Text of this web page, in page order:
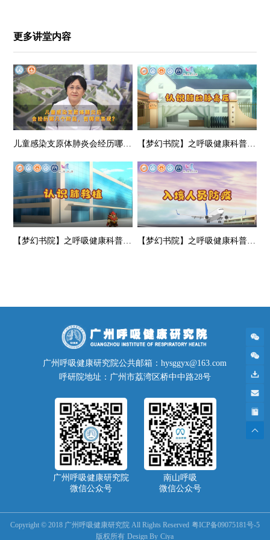
更多讲堂内容
儿童感染支原体肺炎会经历哪些阶段，支原体与流感病毒会叠加感染么？专家答疑→ 【梦幻书院】之呼吸健康科普-认识肺动脉高压
【梦幻书院】之呼吸健康科普-认识肺移植 【梦幻书院】之呼吸健康科普-入境人员的防疫秘笈
广州呼吸健康研究院公共邮箱：hysggyx@163.com
呼研院地址：广州市荔湾区桥中中路28号
广州呼吸健康研究院
微信公众号
南山呼吸
微信公众号
Copyright © 2018 广州呼吸健康研究院 All Rights Reserved 粤ICP备09075181号-5
版权所有 Design By Ciya